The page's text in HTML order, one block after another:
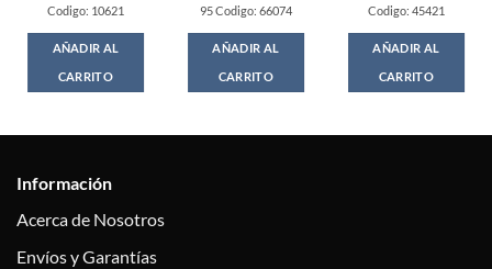
Codigo: 10621
AÑADIR AL
CARRITO
95 Codigo: 66074
AÑADIR AL
CARRITO
Codigo: 45421
AÑADIR AL
CARRITO
Información
Acerca de Nosotros
Envíos y Garantías